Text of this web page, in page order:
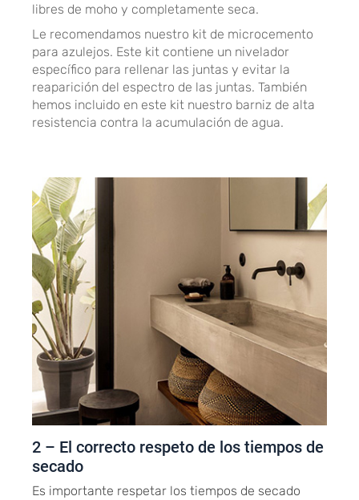
libres de moho y completamente seca.
Le recomendamos nuestro kit de microcemento
para azulejos. Este kit contiene un nivelador
específico para rellenar las juntas y evitar la
reaparición del espectro de las juntas. También
hemos incluido en este kit nuestro barniz de alta
resistencia contra la acumulación de agua.
2 – El correcto respeto de los tiempos de
secado
Es importante respetar los tiempos de secado